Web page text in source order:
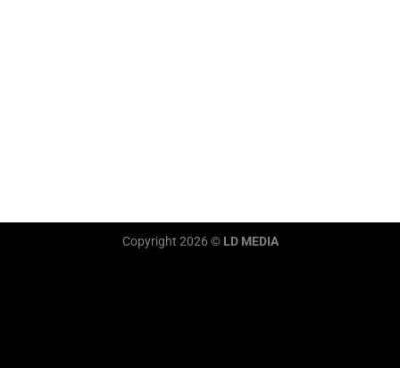
Copyright 2026 © LD MEDIA